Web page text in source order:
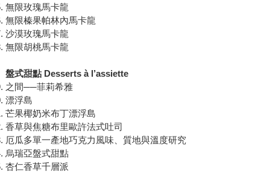
無限玫瑰馬卡龍
無限榛果帕林內馬卡龍
沙漠玫瑰馬卡龍
無限胡桃馬卡龍
盤式甜點 Desserts à l’assiette
之間──菲莉希雅
漂浮島
芒果椰奶米布丁漂浮島
香草與焦糖布里歐許法式吐司
厄瓜多單一產地巧克力風味、質地與溫度研究
烏瑞亞盤式甜點
杏仁香草千層派